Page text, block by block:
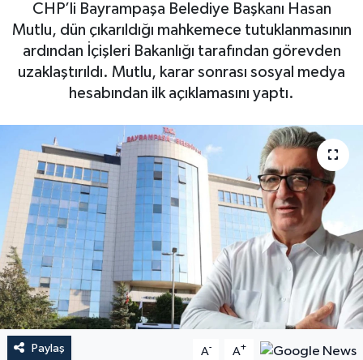
CHP’li Bayrampaşa Belediye Başkanı Hasan
Mutlu, dün çıkarıldığı mahkemece tutuklanmasının
ardından İçişleri Bakanlığı tarafından görevden
uzaklaştırıldı. Mutlu, karar sonrası sosyal medya
hesabından ilk açıklamasını yaptı.
Paylaş A- A+